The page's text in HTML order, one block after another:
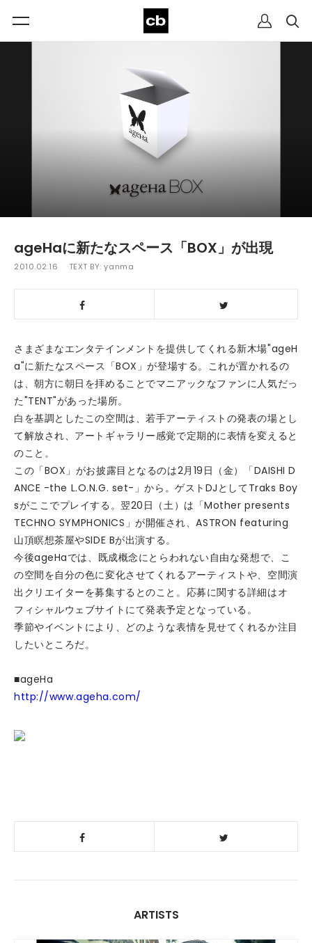
ageHaに新たなスペース「BOX」が出現
2010.02.16 TEXT BY:yanma
さまざまなエンタテインメントを提供してくれる新木場"ageH
a"に新たなスペース「BOX」が登場する。これが置かれるの
は、朝方に朝日を拝めることでマニアックなファンに人気だっ
た"TENT"があった場所。
白を基調としたこの空間は、若手アーティストの発表の場とし
て解放され、アートギャラリー感覚で定期的に表情を変えると
のこと。
この「BOX」がお披露目となるのは2月19日（金）「DAISHI D
ANCE -the L.O.N.G. set-」から。ゲストDJとしてTraks Boy
sがここでプレイする。翌20日（土）は「Mother presents
TECHNO SYMPHONICS」が開催され、ASTRON featuring
山頂瞑想茶屋やSIDE Bが出演する。
今後ageHaでは、既成概念にとらわれない自由な発想で、こ
の空間を自分の色に変化させてくれるアーティストや、空間演
出クリエイターを募集するとのこと。応募に関する詳細はオ
フィシャルウェブサイトにて発表予定となっている。
季節やイベントにより、どのような表情を見せてくれるか注目
したいところだ。
■ageHa
http://www.ageha.com/
ARTISTS